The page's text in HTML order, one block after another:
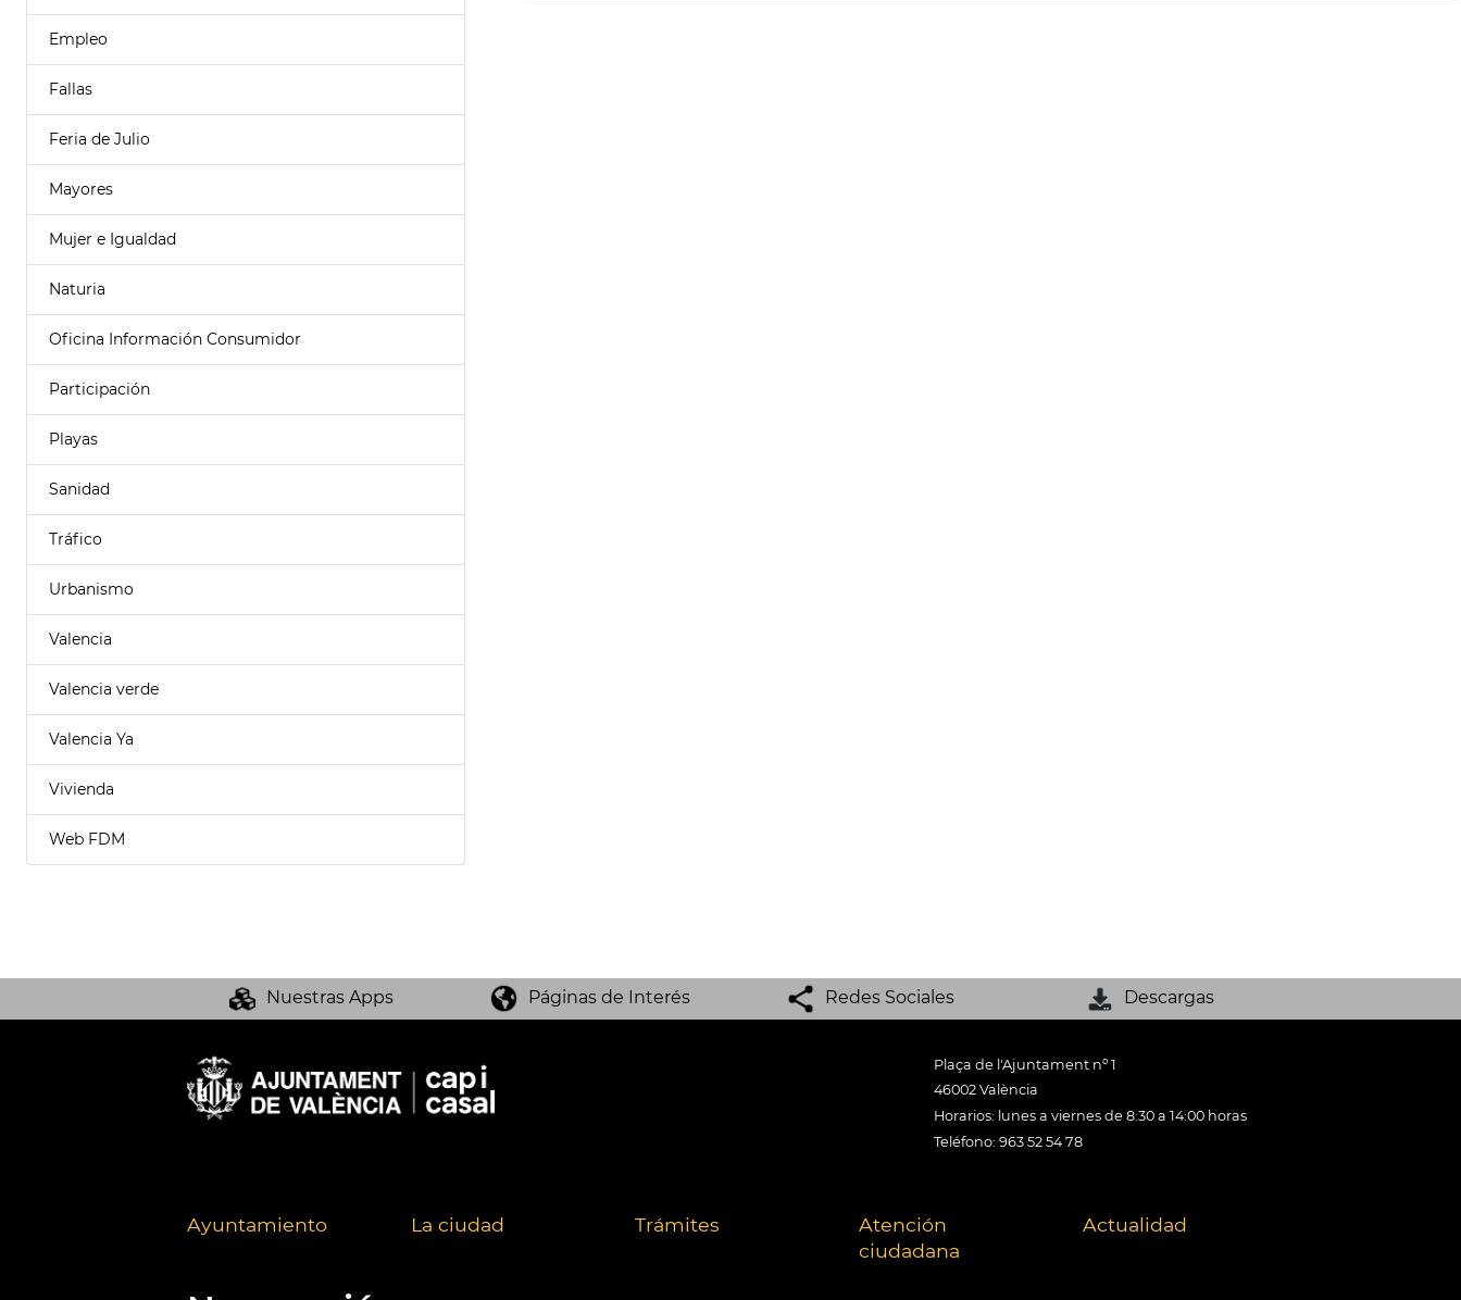
Empleo
Fallas
Feria de Julio
Mayores
Mujer e Igualdad
Naturia
Oficina Información Consumidor
Participación
Playas
Sanidad
Tráfico
Urbanismo
Valencia
Valencia verde
Valencia Ya
Vivienda
Web FDM
Nuestras Apps Páginas de Interés Redes Sociales Descargas
Plaça de l'Ajuntament nº 1
46002 València
Horarios: lunes a viernes de 8:30 a 14:00 horas
Teléfono: 963 52 54 78
Ayuntamiento La ciudad Trámites
Atención
ciudadana
Actualidad